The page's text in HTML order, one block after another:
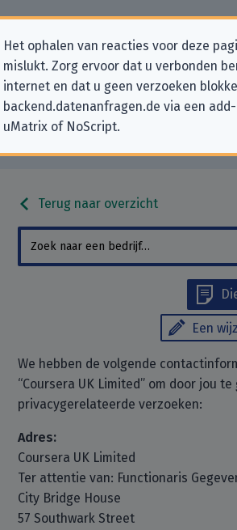
Het ophalen van reacties voor deze
mislukt. Zorg ervoor dat u verbonden
internet en dat u geen verzoeken
backend.datenanfragen.de via een
uMatrix of NoScript.
privacygerelateerde
aan “Coursera UK
Terug naar overzicht
Een
We hebben de volgende
“Coursera UK Limited” om door jou
privacygerelateerde verzoeken:
Adres:
Coursera UK Limited
Ter attentie van: Functionaris
City Bridge House
57 Southwark Street